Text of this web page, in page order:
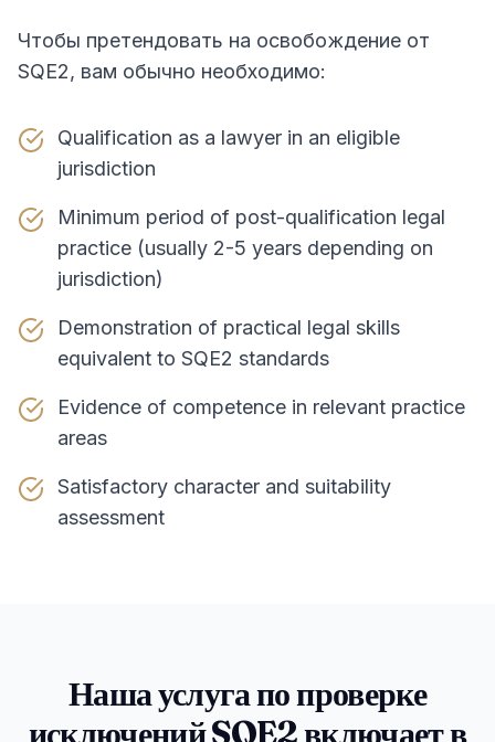
Чтобы претендовать на освобождение от
SQE2, вам обычно необходимо:
Qualification as a lawyer in an eligible
jurisdiction
Minimum period of post-qualification legal
practice (usually 2-5 years depending on
jurisdiction)
Demonstration of practical legal skills
equivalent to SQE2 standards
Evidence of competence in relevant practice
areas
Satisfactory character and suitability
assessment
Наша услуга по проверке
исключений SQE2 включает в